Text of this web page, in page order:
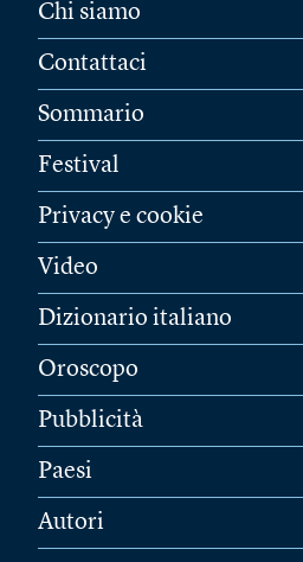
Chi siamo
Contattaci
Sommario
Festival
Privacy e cookie
Video
Dizionario italiano
Oroscopo
Pubblicità
Paesi
Autori